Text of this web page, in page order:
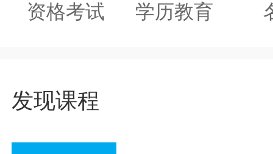
资格考试 学历教育
发现课程